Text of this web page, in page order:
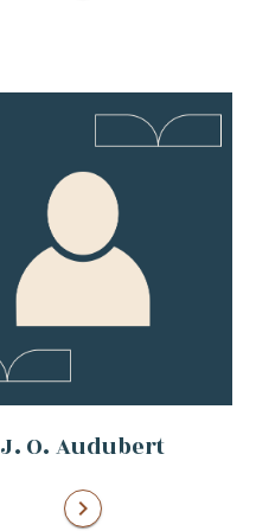
J. O. Audubert
chevron_right